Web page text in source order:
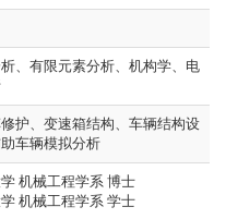
、有限元素分析、机构学、电
护、变速箱结构、车辆结构设
车辆模拟分析
机械工程学系 博士
机械工程学系 学士